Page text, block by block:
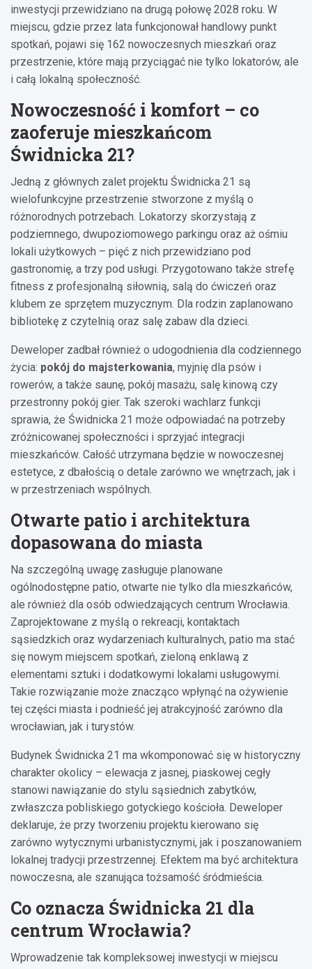
inwestycji przewidziano na drugą połowę 2028 roku. W
miejscu, gdzie przez lata funkcjonował handlowy punkt
spotkań, pojawi się 162 nowoczesnych mieszkań oraz
przestrzenie, które mają przyciągać nie tylko lokatorów, ale
i całą lokalną społeczność.
Nowoczesność i komfort – co
zaoferuje mieszkańcom
Świdnicka 21?
Jedną z głównych zalet projektu Świdnicka 21 są
wielofunkcyjne przestrzenie stworzone z myślą o
różnorodnych potrzebach. Lokatorzy skorzystają z
podziemnego, dwupoziomowego parkingu oraz aż ośmiu
lokali użytkowych – pięć z nich przewidziano pod
gastronomię, a trzy pod usługi. Przygotowano także strefę
fitness z profesjonalną siłownią, salą do ćwiczeń oraz
klubem ze sprzętem muzycznym. Dla rodzin zaplanowano
bibliotekę z czytelnią oraz salę zabaw dla dzieci.
Deweloper zadbał również o udogodnienia dla codziennego
życia: pokój do majsterkowania, myjnię dla psów i
rowerów, a także saunę, pokój masażu, salę kinową czy
przestronny pokój gier. Tak szeroki wachlarz funkcji
sprawia, że Świdnicka 21 może odpowiadać na potrzeby
zróżnicowanej społeczności i sprzyjać integracji
mieszkańców. Całość utrzymana będzie w nowoczesnej
estetyce, z dbałością o detale zarówno we wnętrzach, jak i
w przestrzeniach wspólnych.
Otwarte patio i architektura
dopasowana do miasta
Na szczególną uwagę zasługuje planowane
ogólnodostępne patio, otwarte nie tylko dla mieszkańców,
ale również dla osób odwiedzających centrum Wrocławia.
Zaprojektowane z myślą o rekreacji, kontaktach
sąsiedzkich oraz wydarzeniach kulturalnych, patio ma stać
się nowym miejscem spotkań, zieloną enklawą z
elementami sztuki i dodatkowymi lokalami usługowymi.
Takie rozwiązanie może znacząco wpłynąć na ożywienie
tej części miasta i podnieść jej atrakcyjność zarówno dla
wrocławian, jak i turystów.
Budynek Świdnicka 21 ma wkomponować się w historyczny
charakter okolicy – elewacja z jasnej, piaskowej cegły
stanowi nawiązanie do stylu sąsiednich zabytków,
zwłaszcza pobliskiego gotyckiego kościoła. Deweloper
deklaruje, że przy tworzeniu projektu kierowano się
zarówno wytycznymi urbanistycznymi, jak i poszanowaniem
lokalnej tradycji przestrzennej. Efektem ma być architektura
nowoczesna, ale szanująca tożsamość śródmieścia.
Co oznacza Świdnicka 21 dla
centrum Wrocławia?
Wprowadzenie tak kompleksowej inwestycji w miejscu